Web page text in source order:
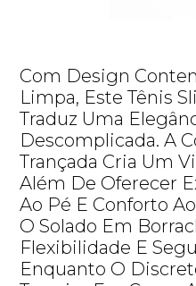
Com Design
Limpa, Este Tênis
Traduz Uma
Descomplicada. A
Trançada Cria Um
Além De Oferecer
Ao Pé E Conforto
O Solado Em
Flexibilidade E
Enquanto O